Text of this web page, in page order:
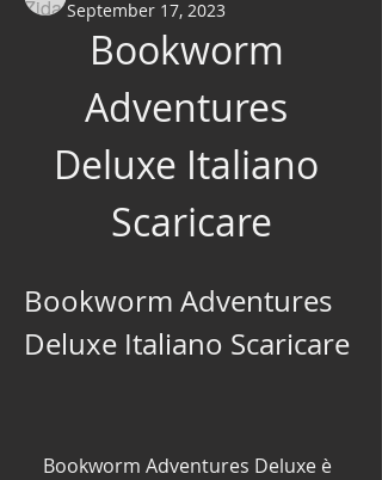
September 17, 2023
Bookworm
Adventures
Deluxe Italiano
Scaricare
Bookworm Adventures
Deluxe Italiano Scaricare